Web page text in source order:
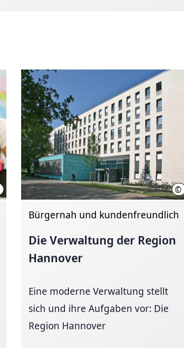
iStock.com/Christopher Futcher ©
Bürgernah und kundenfreundlich
Die Verwaltung der Region
Hannover
Eine moderne Verwaltung stellt
sich und ihre Aufgaben vor: Die
Region Hannover